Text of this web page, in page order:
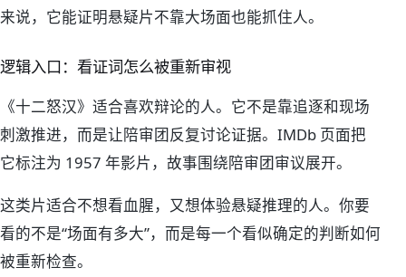
来说，它能证明悬疑片不靠大场面也能抓住人。
逻辑入口：看证词怎么被重新审视
《十二怒汉》适合喜欢辩论的人。它不是靠追逐和现场
刺激推进，而是让陪审团反复讨论证据。IMDb 页面把
它标注为 1957 年影片，故事围绕陪审团审议展开。
这类片适合不想看血腥，又想体验悬疑推理的人。你要
看的不是“场面有多大”，而是每一个看似确定的判断如何
被重新检查。